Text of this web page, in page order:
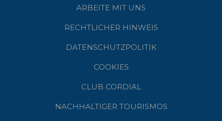
ARBEITE MIT UNS
RECHTLICHER HINWEIS
DATENSCHUTZPOLITIK
COOKIES
CLUB CORDIAL
NACHHALTIGER TOURISMOS